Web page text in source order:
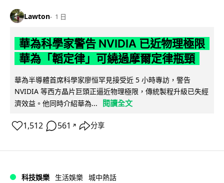
Lawton 1 日
華為科學家警告 NVIDIA 已近物理極限
華為「韜定律」可繞過摩爾定律瓶頸
華為半導體首席科學家廖恒罕見接受近 5 小時專訪，警告
NVIDIA 等西方晶片巨頭正逼近物理極限，傳統製程升級已失經
濟效益。他同時介紹華為...
閱讀全文
1,512 561 ↗ 分享
科技娛樂 生活娛樂 城中熱話